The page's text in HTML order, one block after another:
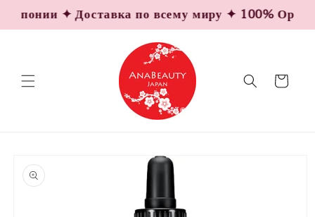
к
контенту
Японии ✦ Доставка по всему миру ✦ 100%
Корзина
информации
о продукте